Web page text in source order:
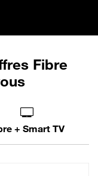
Fibre
+ Smart TV